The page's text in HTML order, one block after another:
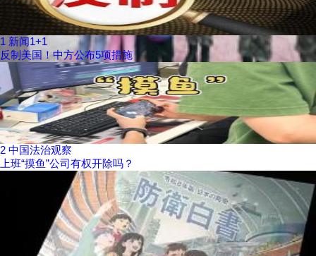
1 新闻1+1
反制美国！中方公布5项措施
2 中国法治观察
上班“摸鱼”公司有权开除吗？